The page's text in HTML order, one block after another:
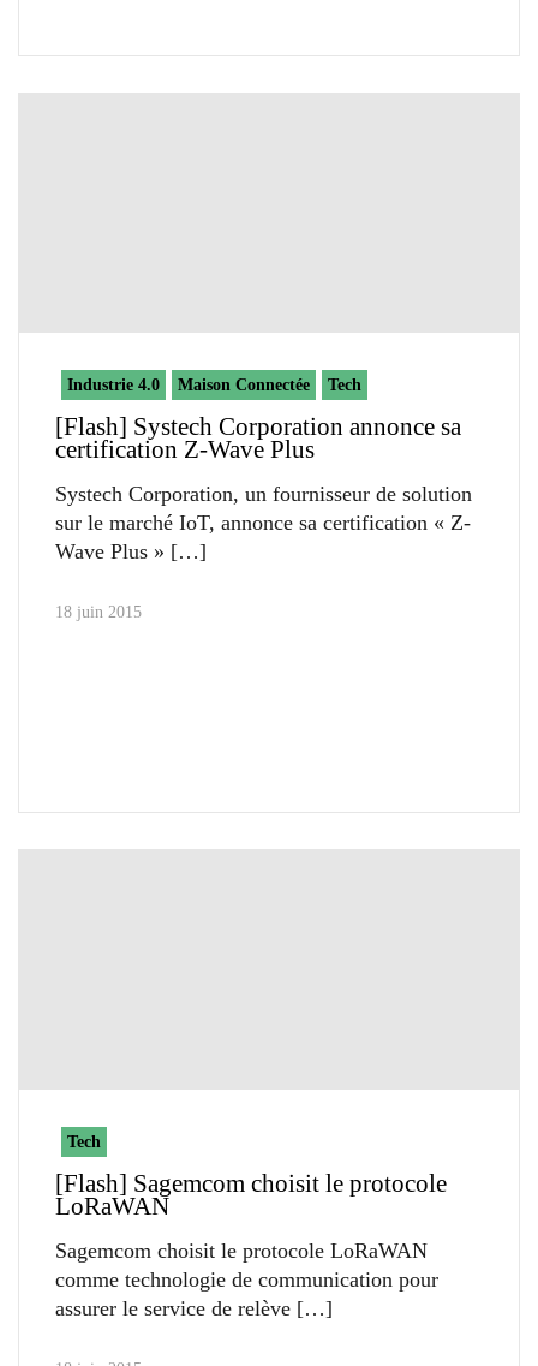
Industrie 4.0 Maison Connectée Tech
[Flash] Systech Corporation annonce sa
certification Z-Wave Plus
Systech Corporation, un fournisseur de solution
sur le marché IoT, annonce sa certification « Z-
Wave Plus »
18 juin 2015
Tech
[Flash] Sagemcom choisit le protocole
LoRaWAN
Sagemcom choisit le protocole LoRaWAN
comme technologie de communication pour
assurer le service de relève